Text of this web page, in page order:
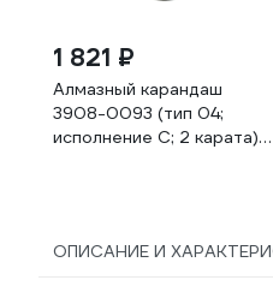
1 821 ₽
Алмазный карандаш
3908-0093 (тип 04;
исполнение С; 2 карата)
ОПИСАНИЕ И